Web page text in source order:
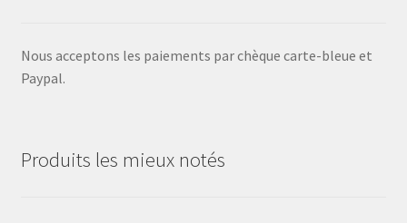
Nous acceptons les paiements par chèque carte-bleue et
Paypal.
Produits les mieux notés